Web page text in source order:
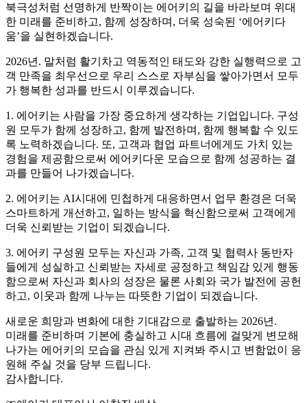
북극성처럼 선명하게 반짝이는 에어키의 길을 바라보며 위대
한 미래를 준비하고, 함께 성장하며, 더욱 성숙된 ‘에어키다
움’을 실현하겠습니다.
2026년. 말처럼 활기차고 역동적인 태도와 강한 실행력으로 고
객 만족을 최우선으로 우리 스스로 자부심을 쌓아가면서 모두
가 행복한 성과를 반드시 이루겠습니다.
1. 에어키는 사람을 가장 중요하게 생각하는 기업입니다. 구성
원 모두가 함께 성장하고, 함께 발전하며, 함께 행복할 수 있도
록 노력하겠습니다. 또, 고객과 협업 파트너에게도 가치 있는
경험을 제공함으로써 에어키다운 모습으로 함께 성공하는 결
과를 만들어 나가겠습니다.
2. 에어키는 AI시대에 민첩하게 대응하면서 업무 환경은 더욱
스마트하게 개선하고, 일하는 방식을 혁신함으로써 고객에게
더욱 신뢰받는 기업이 되겠습니다.
3. 에어키 구성원 모두는 자신과 가족, 고객 및 협력사 동반자
들에게 성실하고 신뢰받는 자세로 공정하고 책임감 있게 행동
함으로써 자신과 회사의 성장은 물론 사회와 국가 발전에 공헌
하고, 이웃과 함께 나누는 따뜻한 기업이 되겠습니다.
새로운 희망과 변화에 대한 기대감으로 출발하는 2026년.
미래를 준비하며 기본에 충실하고 시대 흐름에 걸맞게 변모해
나가는 에어키의 모습을 관심 있게 지켜봐 주시고 변함없이 응
원해 주실 것을 당부 드립니다.
감사합니다.